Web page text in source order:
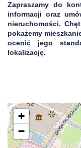
Zapraszamy do
informacji oraz
nieruchomości.
pokażemy
ocenić jego
lokalizację.
+
−